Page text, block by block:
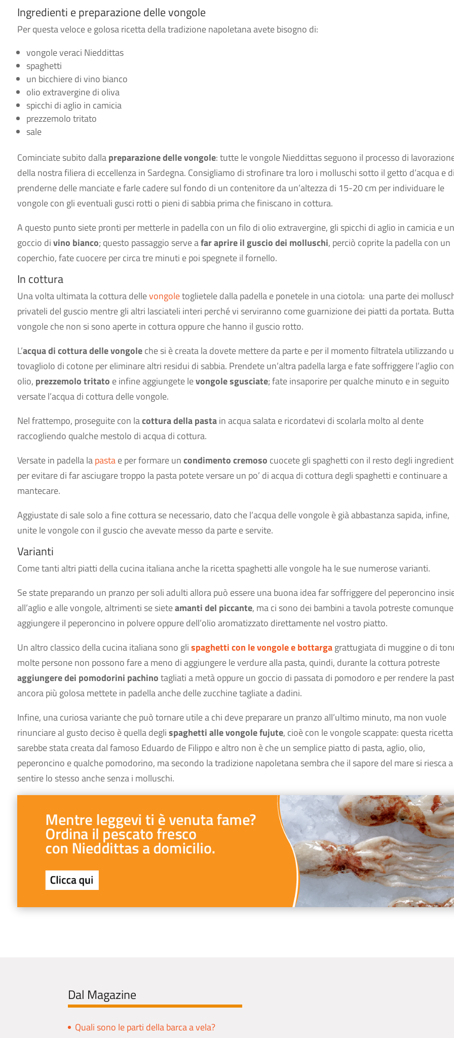
Ingredienti e preparazione delle vongole
Per questa veloce e golosa ricetta della tradizione napoletana avete bisogno di:
vongole veraci Nieddittas
spaghetti
un bicchiere di vino bianco
olio extravergine di oliva
spicchi di aglio in camicia
prezzemolo tritato
sale
Cominciate subito dallapreparazione delle vongole: tutte le vongole Nieddittas seguono il processo di
della nostra filiera di eccellenza in Sardegna. Consigliamo di strofinare tra loro i molluschi sotto il getto d’acqua e
prenderne delle manciate e farle cadere sul fondo di un contenitore da un’altezza di 15-20 cm per individuare le
vongole con gli eventuali gusci rotti o pieni di sabbia prima che finiscano in cottura.
A questo punto siete pronti per metterle in padella con un filo di olio extravergine, gli spicchi di aglio in camicia e un
goccio divino bianco; questo passaggio serve afar aprire il guscio dei molluschi, perciò coprite la padella con un
coperchio, fate cuocere per circa tre minuti e poi spegnete il fornello.
In cottura
Una volta ultimata la cottura dellevongoletoglietele dalla padella e ponetele in una ciotola: una parte dei
privateli del guscio mentre gli altri lasciateli interi perché vi serviranno come guarnizione dei piatti da portata.
vongole che non si sono aperte in cottura oppure che hanno il guscio rotto.
L’acqua di cottura delle vongoleche si è creata la dovete mettere da parte e per il momento filtratela utilizzando
tovagliolo di cotone per eliminare altri residui di sabbia. Prendete un’altra padella larga e fate soffriggere l’aglio con
olio, prezzemolo tritato e infine aggiungete levongole sgusciate; fate insaporire per qualche minuto e in seguito
versate l’acqua di cottura delle vongole.
Nel frattempo, proseguite con lacottura della pastain acqua salata e ricordatevi di scolarla molto al dente
raccogliendo qualche mestolo di acqua di cottura.
Versate in padella lapastae per formare uncondimento cremoso cuocete gli spaghetti con il resto degli
per evitare di far asciugare troppo la pasta potete versare un po’ di acqua di cottura degli spaghetti e continuare a
mantecare.
Aggiustate di sale solo a fine cottura se necessario, dato che l’acqua delle vongole è già abbastanza sapida, infine,
unite le vongole con il guscio che avevate messo da parte e servite.
Varianti
Come tanti altri piatti della cucina italiana anche la ricetta spaghetti alle vongole ha le sue numerose varianti.
Se state preparando un pranzo per soli adulti allora può essere una buona idea far soffriggere del peperoncino
all’aglio e alle vongole, altrimenti se sieteamanti del piccante, ma ci sono dei bambini a tavola potreste comunque
aggiungere il peperoncino in polvere oppure dell’olio aromatizzato direttamente nel vostro piatto.
Un altro classico della cucina italiana sono glispaghetti con le vongole e bottargagrattugiata di muggine o di
molte persone non possono fare a meno di aggiungere le verdure alla pasta, quindi, durante la cottura potreste
aggiungere dei pomodorini pachinotagliati a metà oppure un goccio di passata di pomodoro e per rendere la
ancora più golosa mettete in padella anche delle zucchine tagliate a dadini.
Infine, una curiosa variante che può tornare utile a chi deve preparare un pranzo all’ultimo minuto, ma non vuole
rinunciare al gusto deciso è quella deglispaghetti alle vongole fujute, cioè con le vongole scappate: questa ricetta
sarebbe stata creata dal famoso Eduardo de Filippo e altro non è che un semplice piatto di pasta, aglio, olio,
peperoncino e qualche pomodorino, ma secondo la tradizione napoletana sembra che il sapore del mare si riesca a
sentire lo stesso anche senza i molluschi.
Dal Magazine
Quali sono le parti della barca a vela?